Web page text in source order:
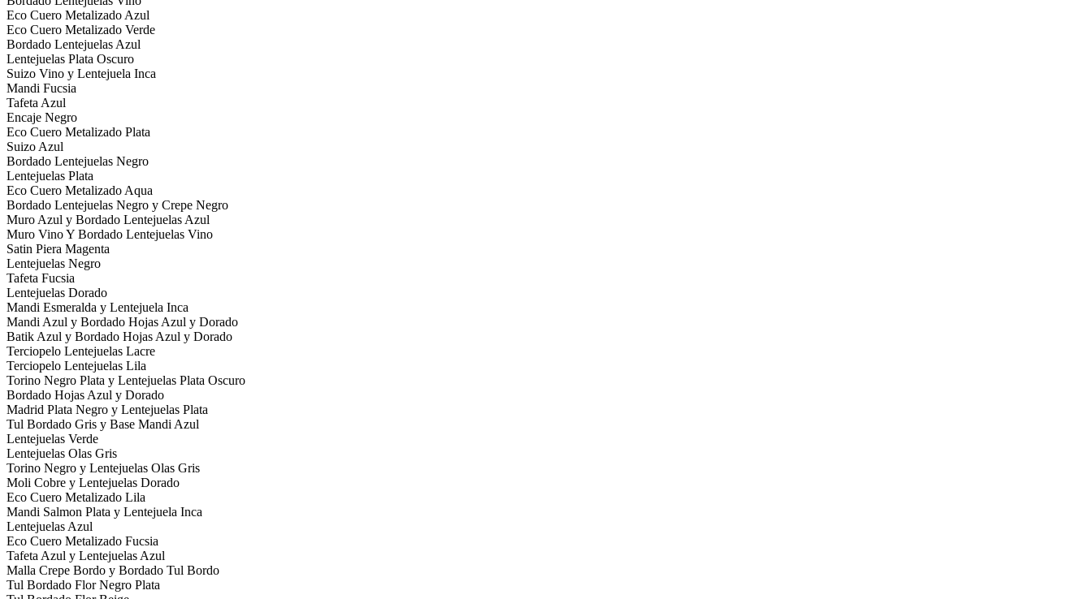
Eco Cuero Metalizado Azul
Eco Cuero Metalizado Verde
Bordado Lentejuelas Azul
Lentejuelas Plata Oscuro
Suizo Vino y Lentejuela Inca
Mandi Fucsia
Tafeta Azul
Encaje Negro
Eco Cuero Metalizado Plata
Suizo Azul
Bordado Lentejuelas Negro
Lentejuelas Plata
Eco Cuero Metalizado Aqua
Bordado Lentejuelas Negro y Crepe Negro
Muro Azul y Bordado Lentejuelas Azul
Muro Vino Y Bordado Lentejuelas Vino
Satin Piera Magenta
Lentejuelas Negro
Tafeta Fucsia
Lentejuelas Dorado
Mandi Esmeralda y Lentejuela Inca
Mandi Azul y Bordado Hojas Azul y Dorado
Batik Azul y Bordado Hojas Azul y Dorado
Terciopelo Lentejuelas Lacre
Terciopelo Lentejuelas Lila
Torino Negro Plata y Lentejuelas Plata Oscuro
Bordado Hojas Azul y Dorado
Madrid Plata Negro y Lentejuelas Plata
Tul Bordado Gris y Base Mandi Azul
Lentejuelas Verde
Lentejuelas Olas Gris
Torino Negro y Lentejuelas Olas Gris
Moli Cobre y Lentejuelas Dorado
Eco Cuero Metalizado Lila
Mandi Salmon Plata y Lentejuela Inca
Lentejuelas Azul
Eco Cuero Metalizado Fucsia
Tafeta Azul y Lentejuelas Azul
Malla Crepe Bordo y Bordado Tul Bordo
Tul Bordado Flor Negro Plata